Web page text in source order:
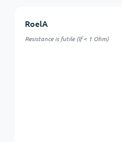
RoelA
Resistance is futile (If < 1 Ohm)